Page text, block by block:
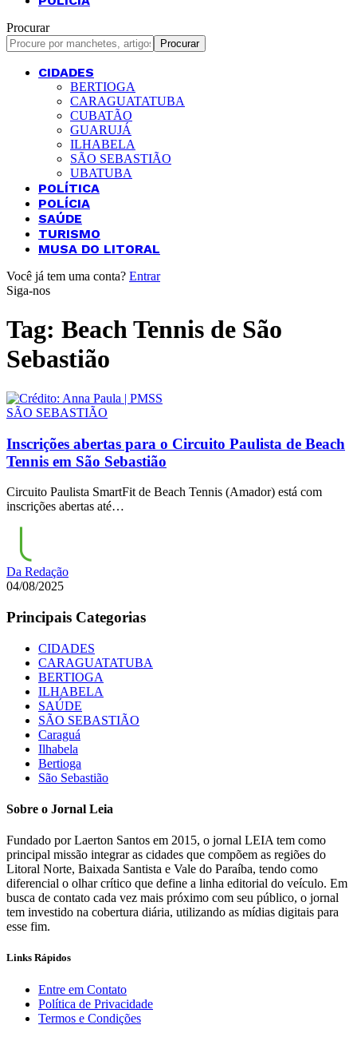
Procurar
CIDADES
BERTIOGA
CARAGUATATUBA
CUBATÃO
GUARUJÁ
ILHABELA
SÃO SEBASTIÃO
UBATUBA
POLÍTICA
POLÍCIA
SAÚDE
TURISMO
MUSA DO LITORAL
Você já tem uma conta? Entrar
Siga-nos
Tag: Beach Tennis de São
Sebastião
SÃO SEBASTIÃO
Inscrições abertas para o Circuito Paulista de Beach
Tennis em São Sebastião
Circuito Paulista SmartFit de Beach Tennis (Amador) está com
inscrições abertas até…
Da Redação
04/08/2025
Principais Categorias
CIDADES
CARAGUATATUBA
BERTIOGA
ILHABELA
SAÚDE
SÃO SEBASTIÃO
Caraguá
Ilhabela
Bertioga
São Sebastião
Sobre o Jornal Leia
Fundado por Laerton Santos em 2015, o jornal LEIA tem como
principal missão integrar as cidades que compõem as regiões do
Litoral Norte, Baixada Santista e Vale do Paraíba, tendo como
diferencial o olhar crítico que define a linha editorial do veículo. Em
busca de contato cada vez mais próximo com seu público, o jornal
tem investido na cobertura diária, utilizando as mídias digitais para
esse fim.
Links Rápidos
Entre em Contato
Política de Privacidade
Termos e Condições